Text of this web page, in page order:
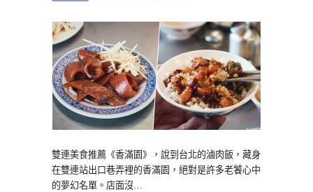
雙連美食推薦《香滿園》，說到台北的滷肉飯，藏身
在雙連站出口巷弄裡的香滿園，絕對是許多老饕心中
的夢幻名單。店面沒…